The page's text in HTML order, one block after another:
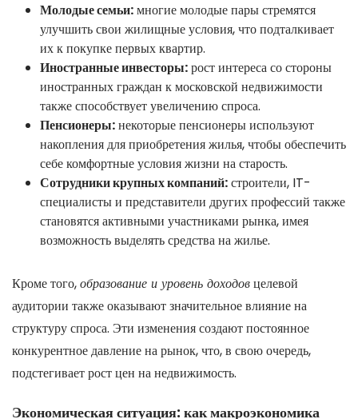
Молодые семьи:многие молодые пары стремятся
улучшить свои жилищные условия, что подталкивает
их к покупке первых квартир.
Иностранные инвесторы:рост интереса со стороны
иностранных граждан к московской недвижимости
также способствует увеличению спроса.
Пенсионеры:некоторые пенсионеры используют
накопления для приобретения жилья, чтобы обеспечить
себе комфортные условия жизни на старость.
Сотрудники крупных компаний:строители, IT-
специалисты и представители других профессий также
становятся активными участниками рынка, имея
возможность выделять средства на жилье.
Кроме того,образование и уровень доходовцелевой
аудитории также оказывают значительное влияние на
структуру спроса. Эти изменения создают постоянное
конкурентное давление на рынок, что, в свою очередь,
подстегивает рост цен на недвижимость.
Экономическая ситуация: как макроэкономика